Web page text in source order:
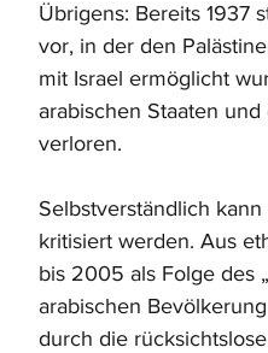
Übrigens: Bereits 1937
vor, in der den
mit Israel ermöglicht
arabischen Staaten
verloren.
Selbstverständlich
kritisiert werden. Aus
bis 2005 als Folge des
arabischen
durch die